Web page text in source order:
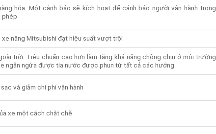
hóa. Một cảnh báo sẽ kích hoạt để cảnh báo người vận hành trong
phép
nâng Mitsubishi đạt hiệu suất vượt trội
trời. Tiêu chuẩn cao hơn làm tăng khả năng chống chịu ở môi trường
ngăn ngừa được tia nước được phun từ tất cả các hướng
và giảm chi phí vận hành
xe một cách chặt chẽ